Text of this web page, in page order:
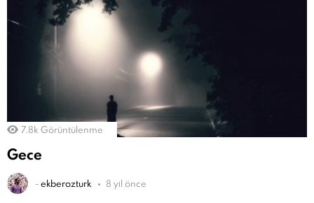
7.8k Görüntülenme
Gece
-ekberozturk 8 yıl önce